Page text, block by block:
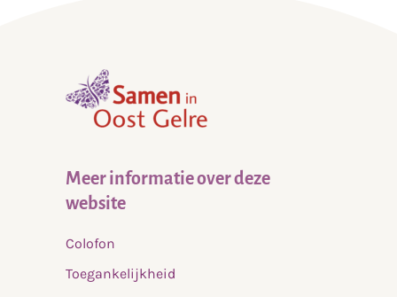
Meer informatie over deze
website
Colofon
Toegankelijkheid